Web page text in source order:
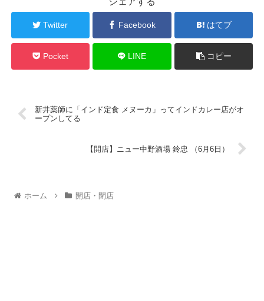
Twitter Facebook はてブ
Pocket LINE コピー
新井薬師に「インド定食 メヌーカ」ってインドカレー店がオ
ープンしてる
【開店】ニュー中野酒場 鈴忠 （6月6日）
ホーム 開店・閉店